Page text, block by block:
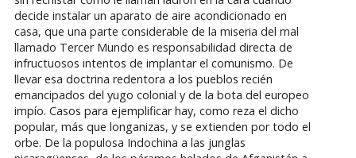
decide instalar un aparato de aire acondicionado en
casa, que una parte considerable de la miseria del mal
llamado Tercer Mundo es responsabilidad directa de
infructuosos intentos de implantar el comunismo. De
llevar esa doctrina redentora a los pueblos recién
emancipados del yugo colonial y de la bota del europeo
impío. Casos para ejemplificar hay, como reza el dicho
popular, más que longanizas, y se extienden por todo el
orbe. De la populosa Indochina a las junglas